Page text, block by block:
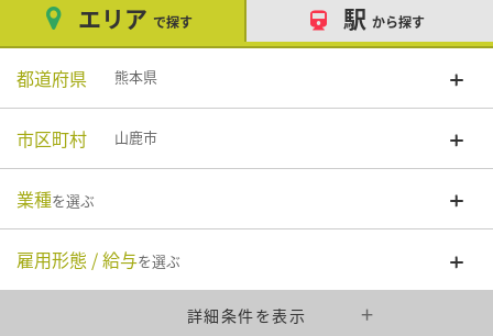
エリア で探す 駅 から探す
都道府県 熊本県
市区町村 山鹿市
業種を選ぶ
雇用形態 / 給与を選ぶ
詳細条件を表示